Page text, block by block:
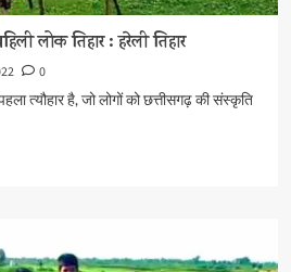
लोक तिहार : हरेली तिहार
0
त्यौहार है, जो लोगों को छत्तीसगढ़ की संस्कृति